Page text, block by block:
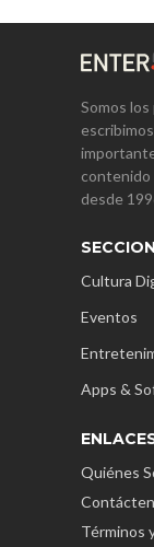
Somos
contenido
desde
Cultura
Eventos
Apps &
Quiénes
Términos